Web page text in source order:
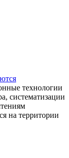
технологии
систематизации
на территории